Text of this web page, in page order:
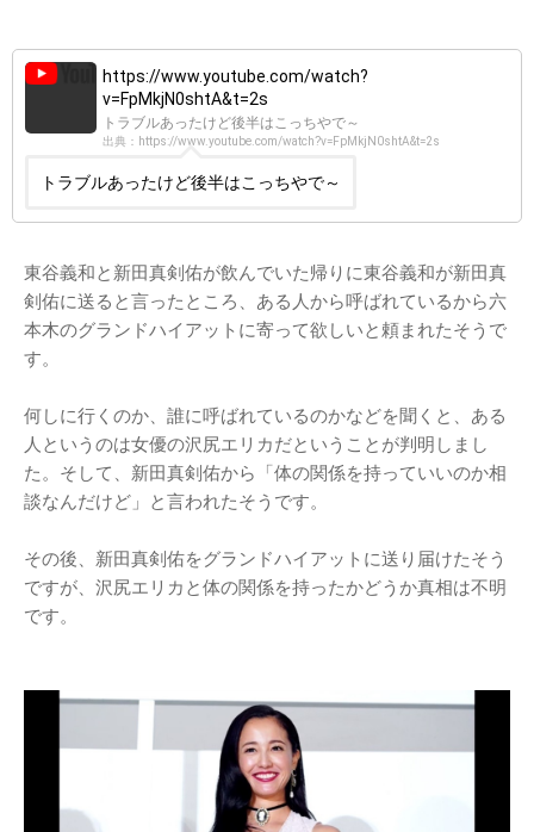
https://www.youtube.com/watch?
v=FpMkjN0shtA&t=2s
トラブルあったけど後半はこっちやで～
出典：https://www.youtube.com/watch?v=FpMkjN0shtA&t=2s
トラブルあったけど後半はこっちやで～
東谷義和と新田真剣佑が飲んでいた帰りに東谷義和が新田真
剣佑に送ると言ったところ、ある人から呼ばれているから六
本木のグランドハイアットに寄って欲しいと頼まれたそうで
す。
何しに行くのか、誰に呼ばれているのかなどを聞くと、ある
人というのは女優の沢尻エリカだということが判明しまし
た。そして、新田真剣佑から「体の関係を持っていいのか相
談なんだけど」と言われたそうです。
その後、新田真剣佑をグランドハイアットに送り届けたそう
ですが、沢尻エリカと体の関係を持ったかどうか真相は不明
です。